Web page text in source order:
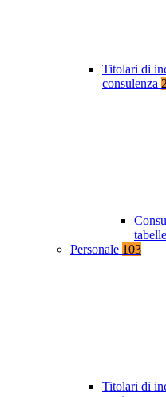
Titolari di
consulenza
Personale 103
Titolari di